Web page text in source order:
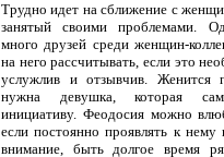
Трудно идет на сближение с
занятый своими проблемами.
много друзей среди женщин-
на него рассчитывать, если это
услужлив и отзывчив. Женится
нужна девушка, которая
инициативу. Феодосия можно
если постоянно проявлять к
внимание, быть долгое время